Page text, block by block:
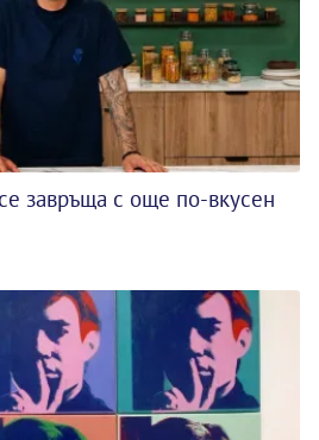
завръща с още по-вкусен